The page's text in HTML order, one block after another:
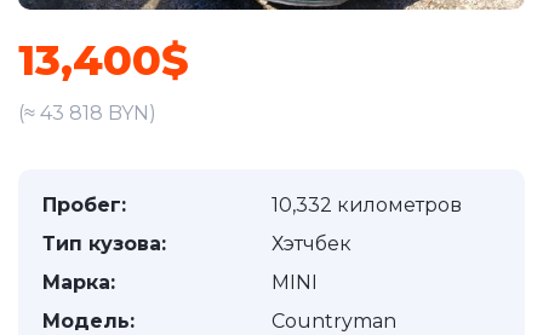
13,400$
(≈ 43 818 BYN)
Пробег:
10,332 километров
Тип кузова:
Хэтчбек
Марка:
MINI
Модель:
Countryman